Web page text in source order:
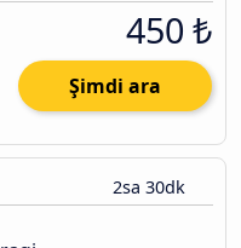
450 ₺
Şimdi ara
2sa 30dk